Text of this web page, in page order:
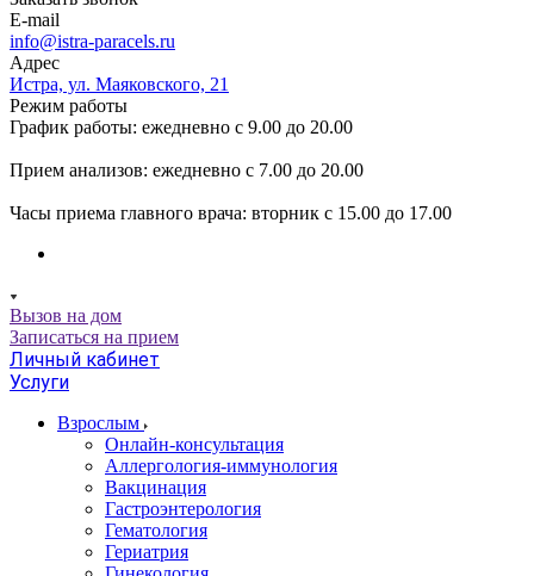
E-mail
info@istra-paracels.ru
Адрес
Истра, ул. Маяковского, 21
Режим работы
График работы: ежедневно с 9.00 до 20.00
Прием анализов: ежедневно с 7.00 до 20.00
Часы приема главного врача: вторник с 15.00 до 17.00
Вызов на дом
Записаться на прием
Личный кабинет
Услуги
Взрослым
Онлайн-консультация
Аллергология-иммунология
Вакцинация
Гастроэнтерология
Гематология
Гериатрия